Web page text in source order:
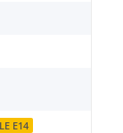
E14